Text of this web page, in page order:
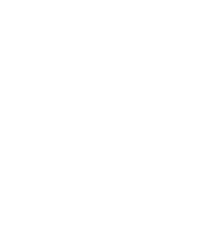
Rousseau